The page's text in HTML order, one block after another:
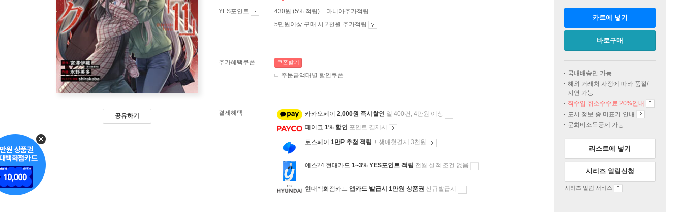
공유하기
YES포인트
430원 (5% 적립) + 마니아추가적립
5만원이상 구매 시 2천원 추가적립
추가혜택쿠폰 쿠폰받기
주문금액대별 할인쿠폰
결제혜택 카카오페이 2,000원 즉시할인 일 400건, 4만원 이상
페이코 1% 할인 포인트 결제시
토스페이 1만P 추첨 적립 + 생애첫결제 3천원
예스24 현대카드 1~3% YES포인트 적립 전월 실적 조건 없음
현대백화점카드 앱카드 발급시 1만원 상품권 신규발급시
카트에 넣기
바로구매
국내배송만 가능
해외 거래처 사정에 따라 품절/
지연 가능
직수입 취소수수료 20%안내
도서 정보 중 미표기 안내
문화비소득공제 가능
리스트에 넣기
시리즈 알림신청
시리즈 알림 서비스